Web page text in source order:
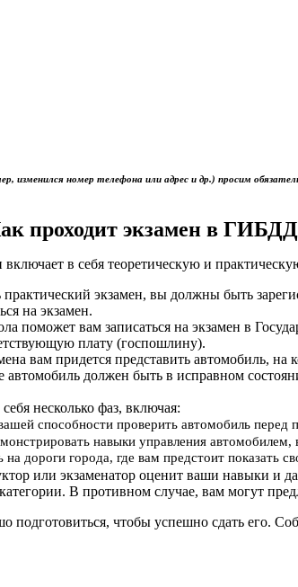
изменился номер телефона или адрес и др.) просим
проходит экзамен в
в себя теоретическую и
экзамен, вы должны быть
на экзамен.
поможет вам записаться на экзамен в
плату (госпошлину).
вам придется представить автомобиль,
автомобиль должен быть в исправном
несколько фаз, включая:
способности проверить автомобиль
навыки управления
дороги города, где вам предстоит показать
или экзаменатор оценит ваши навыки и
В противном случае, вам могут
чтобы успешно сдать его.